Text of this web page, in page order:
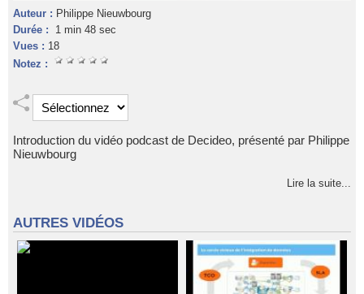
Auteur : Philippe Nieuwbourg
Durée :
1 min 48 sec
Vues : 18
Notez :
Introduction du vidéo podcast de Decideo, présenté par Philippe
Nieuwbourg
Lire la suite...
AUTRES VIDÉOS